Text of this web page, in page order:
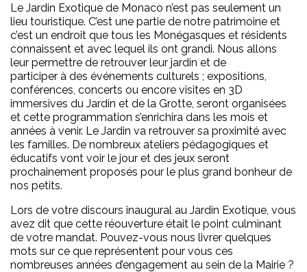
Le Jardin Exotique de Monaco n’est pas seulement un
lieu touristique. C’est une partie de notre patrimoine et
c’est un endroit que tous les Monégasques et résidents
connaissent et avec lequel ils ont grandi. Nous allons
leur permettre de retrouver leur jardin et de
participer à des événements culturels ; expositions,
conférences, concerts ou encore visites en 3D
immersives du Jardin et de la Grotte, seront organisées
et cette programmation s’enrichira dans les mois et
années à venir. Le Jardin va retrouver sa proximité avec
les familles. De nombreux ateliers pédagogiques et
éducatifs vont voir le jour et des jeux seront
prochainement proposés pour le plus grand bonheur de
nos petits.
Lors de votre discours inaugural au Jardin Exotique, vous
avez dit que cette réouverture était le point culminant
de votre mandat. Pouvez-vous nous livrer quelques
mots sur ce que représentent pour vous ces
nombreuses années d’engagement au sein de la Mairie ?